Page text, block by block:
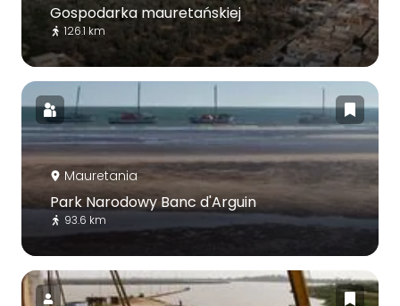
Gospodarka mauretańskiej
126.1 km
Mauretania
Park Narodowy Banc d'Arguin
93.6 km